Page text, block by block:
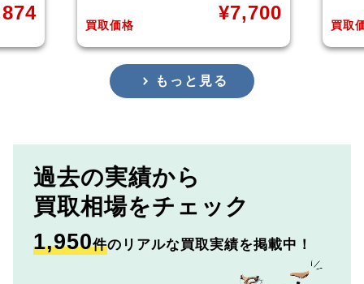
買取価格
¥4,000
買取
もっと見る
過去の実績から
買取相場をチェック
1,950件のリアルな買取実績を掲載中！